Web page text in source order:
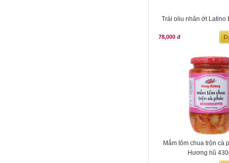
Trái oliu nhân ớt Latino
78,000 đ
Mắm tôm chua trộn cà
Hương hũ